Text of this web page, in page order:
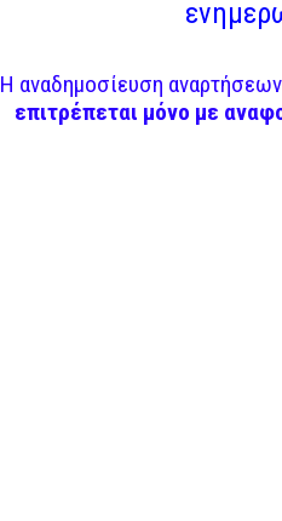
Η αναδημοσίευση
επιτρέπεται μόνο με